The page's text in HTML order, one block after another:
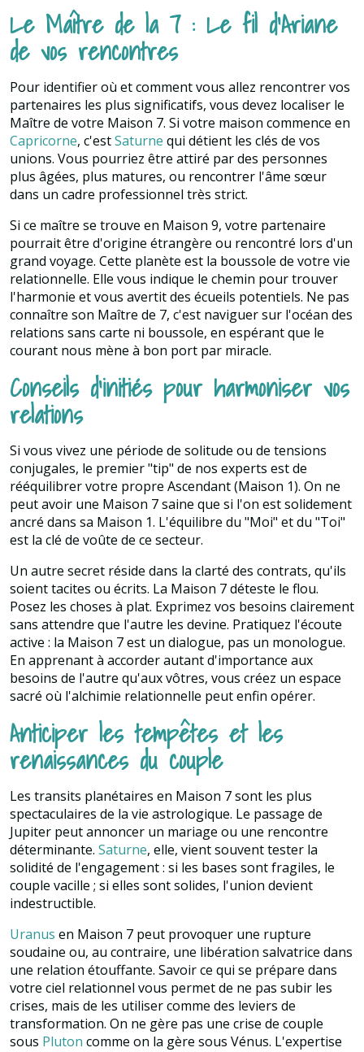
Le Maître de la 7 : Le fil d'Ariane
de vos rencontres
Pour identifier où et comment vous allez rencontrer vos
partenaires les plus significatifs, vous devez localiser le
Maître de votre Maison 7. Si votre maison commence en
Capricorne, c'estSaturne qui détient les clés de vos
unions. Vous pourriez être attiré par des personnes
plus âgées, plus matures, ou rencontrer l'âme sœur
dans un cadre professionnel très strict.
Si ce maître se trouve en Maison 9, votre partenaire
pourrait être d'origine étrangère ou rencontré lors d'un
grand voyage. Cette planète est la boussole de votre vie
relationnelle. Elle vous indique le chemin pour trouver
l'harmonie et vous avertit des écueils potentiels. Ne pas
connaître son Maître de 7, c'est naviguer sur l'océan des
relations sans carte ni boussole, en espérant que le
courant nous mène à bon port par miracle.
Conseils d'initiés pour harmoniser vos
relations
Si vous vivez une période de solitude ou de tensions
conjugales, le premier "tip" de nos experts est de
rééquilibrer votre propre Ascendant (Maison 1). On ne
peut avoir une Maison 7 saine que si l'on est solidement
ancré dans sa Maison 1. L'équilibre du "Moi" et du "Toi"
est la clé de voûte de ce secteur.
Un autre secret réside dans la clarté des contrats, qu'ils
soient tacites ou écrits. La Maison 7 déteste le flou.
Posez les choses à plat. Exprimez vos besoins clairement
sans attendre que l'autre les devine. Pratiquez l'écoute
active : la Maison 7 est un dialogue, pas un monologue.
En apprenant à accorder autant d'importance aux
besoins de l'autre qu'aux vôtres, vous créez un espace
sacré où l'alchimie relationnelle peut enfin opérer.
Anticiper les tempêtes et les
renaissances du couple
Les transits planétaires en Maison 7 sont les plus
spectaculaires de la vie astrologique. Le passage de
Jupiter peut annoncer un mariage ou une rencontre
déterminante. Saturne, elle, vient souvent tester la
solidité de l'engagement : si les bases sont fragiles, le
couple vacille ; si elles sont solides, l'union devient
indestructible.
Uranus en Maison 7 peut provoquer une rupture
soudaine ou, au contraire, une libération salvatrice dans
une relation étouffante. Savoir ce qui se prépare dans
votre ciel relationnel vous permet de ne pas subir les
crises, mais de les utiliser comme des leviers de
transformation. On ne gère pas une crise de couple
sous Pluton comme on la gère sous Vénus. L'expertise